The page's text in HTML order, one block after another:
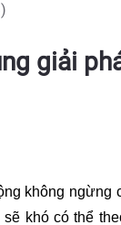
giải
không ngừng
khó có thể